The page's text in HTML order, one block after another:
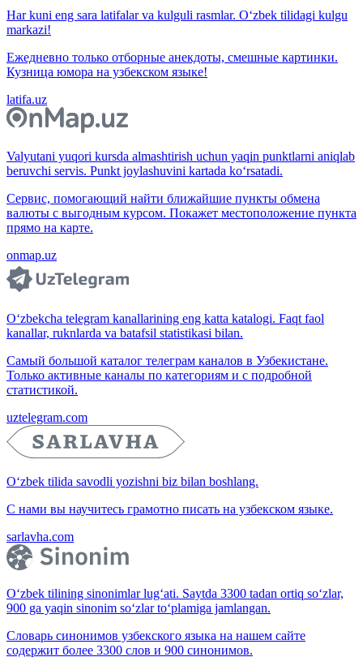
Har kuni eng sara latifalar va kulguli rasmlar. O‘zbek tilidagi kulgu
markazi!
Ежедневно только отборные анекдоты, смешные картинки.
Кузница юмора на узбекском языке!
latifa.uz
Valyutani yuqori kursda almashtirish uchun yaqin punktlarni aniqlab
beruvchi servis. Punkt joylashuvini kartada ko‘rsatadi.
Сервис, помогающий найти ближайшие пункты обмена
валюты с выгодным курсом. Покажет местоположение пункта
прямо на карте.
onmap.uz
O‘zbekcha telegram kanallarining eng katta katalogi. Faqt faol
kanallar, ruknlarda va batafsil statistikasi bilan.
Самый большой каталог телеграм каналов в Узбекистане.
Только активные каналы по категориям и с подробной
статистикой.
uztelegram.com
O‘zbek tilida savodli yozishni biz bilan boshlang.
С нами вы научитесь грамотно писать на узбекском языке.
sarlavha.com
O‘zbek tilining sinonimlar lug‘ati. Saytda 3300 tadan ortiq so‘zlar,
900 ga yaqin sinonim so‘zlar to‘plamiga jamlangan.
Словарь синонимов узбекского языка на нашем сайте
содержит более 3300 слов и 900 синонимов.